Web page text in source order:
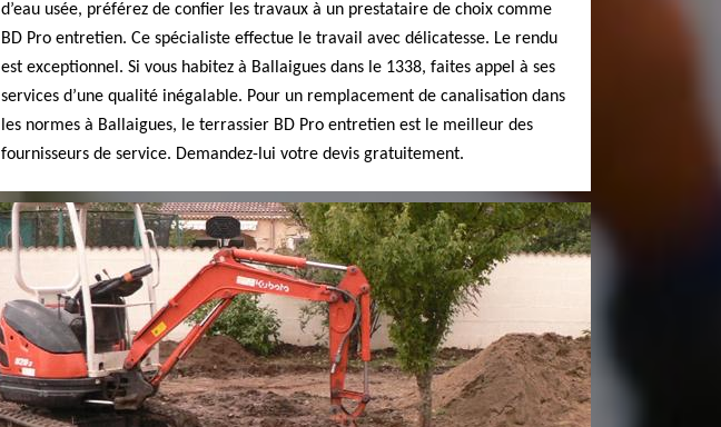
d’eau usée, préférez de confier les travaux à un prestataire de choix comme
BD Pro entretien. Ce spécialiste effectue le travail avec délicatesse. Le rendu
est exceptionnel. Si vous habitez à Ballaigues dans le 1338, faites appel à ses
services d’une qualité inégalable. Pour un remplacement de canalisation dans
les normes à Ballaigues, le terrassier BD Pro entretien est le meilleur des
fournisseurs de service. Demandez-lui votre devis gratuitement.